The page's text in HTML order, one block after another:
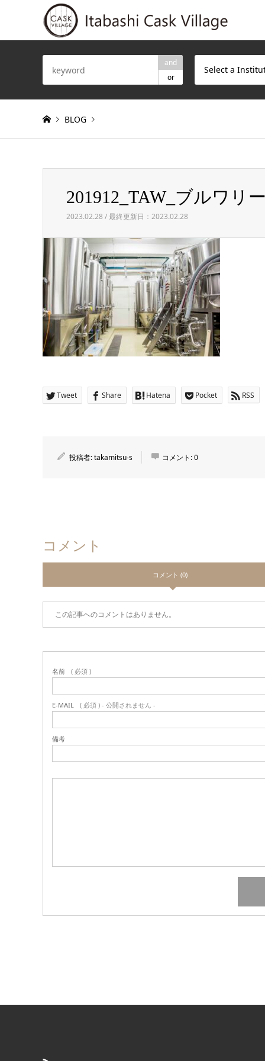
and
or
Select a
BLOG
201912_TAW_ブルワリー (1 – 49)
201912_TAW_ブルワリ
2023.02.28 / 最終更新日：2023.02.28
Tweet Share Hatena Pocket RSS
投稿者:takamitsu-s コメント:0
コメント
コメント (0)
この記事へのコメントはありません。
名前 ( 必須 )
E-MAIL ( 必須 ) - 公開されません -
備考